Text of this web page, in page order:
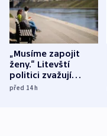
„Musíme zapojit
ženy.“ Litevští
politici zvažují
dohodu o
před 14h